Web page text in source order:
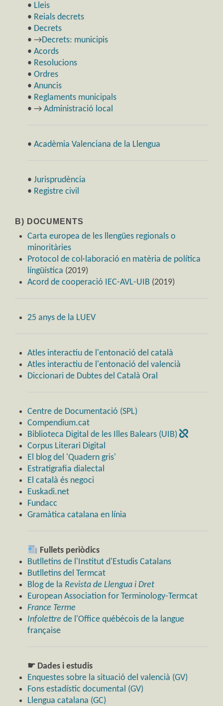
• Lleis
• Reials decrets
• Decrets
• →Decrets: municipis
• Acords
• Resolucions
• Ordres
• Anuncis
• Reglaments municipals
• → Administració local
• Acadèmia Valenciana de la Llengua
• Jurisprudència
• Registre civil
B) DOCUMENTS
Carta europea de les llengües regionals o
minoritàries
Protocol de col·laboració en matèria de política
língüística (2019)
Acord de cooperació IEC-AVL-UIB (2019)
25 anys de la LUEV
Atles interactiu de l'entonació del català
Atles interactiu de l'entonació del valencià
Diccionari de Dubtes del Català Oral
Centre de Documentació (SPL)
Compendium.cat
Biblioteca Digital de les Illes Balears (UIB)
Corpus Literari Digital
El blog del 'Quadern gris'
Estratigrafia dialectal
El català és negoci
Euskadi.net
Fundacc
Gramàtica catalana en línia
Fullets periòdics
Butlletins de l'Institut d'Estudis Catalans
Butlletins del Termcat
Blog de la Revista de Llengua i Dret
European Association for Terminology-Termcat
France Terme
Infolettre de l'Office québécois de la langue
française
☛ Dades i estudis
Enquestes sobre la situació del valencià (GV)
Fons estadístic documental (GV)
Llengua catalana (GC)